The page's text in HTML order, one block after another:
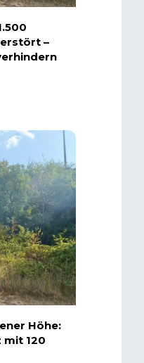
–
Höhe:
mit 120